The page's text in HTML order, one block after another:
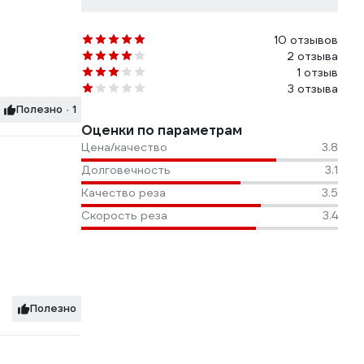
10 отзывов
2 отзыва
1 отзыв
3 отзыва
Оценки по параметрам
Цена/качество
3.8
Долговечность
3.1
Качество реза
3.5
Скорость реза
3.4
Полезно · 1
Полезно